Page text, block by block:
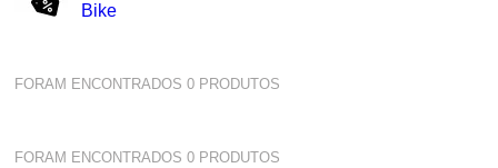
Bike
FORAM ENCONTRADOS0 PRODUTOS
FORAM ENCONTRADOS0 PRODUTOS